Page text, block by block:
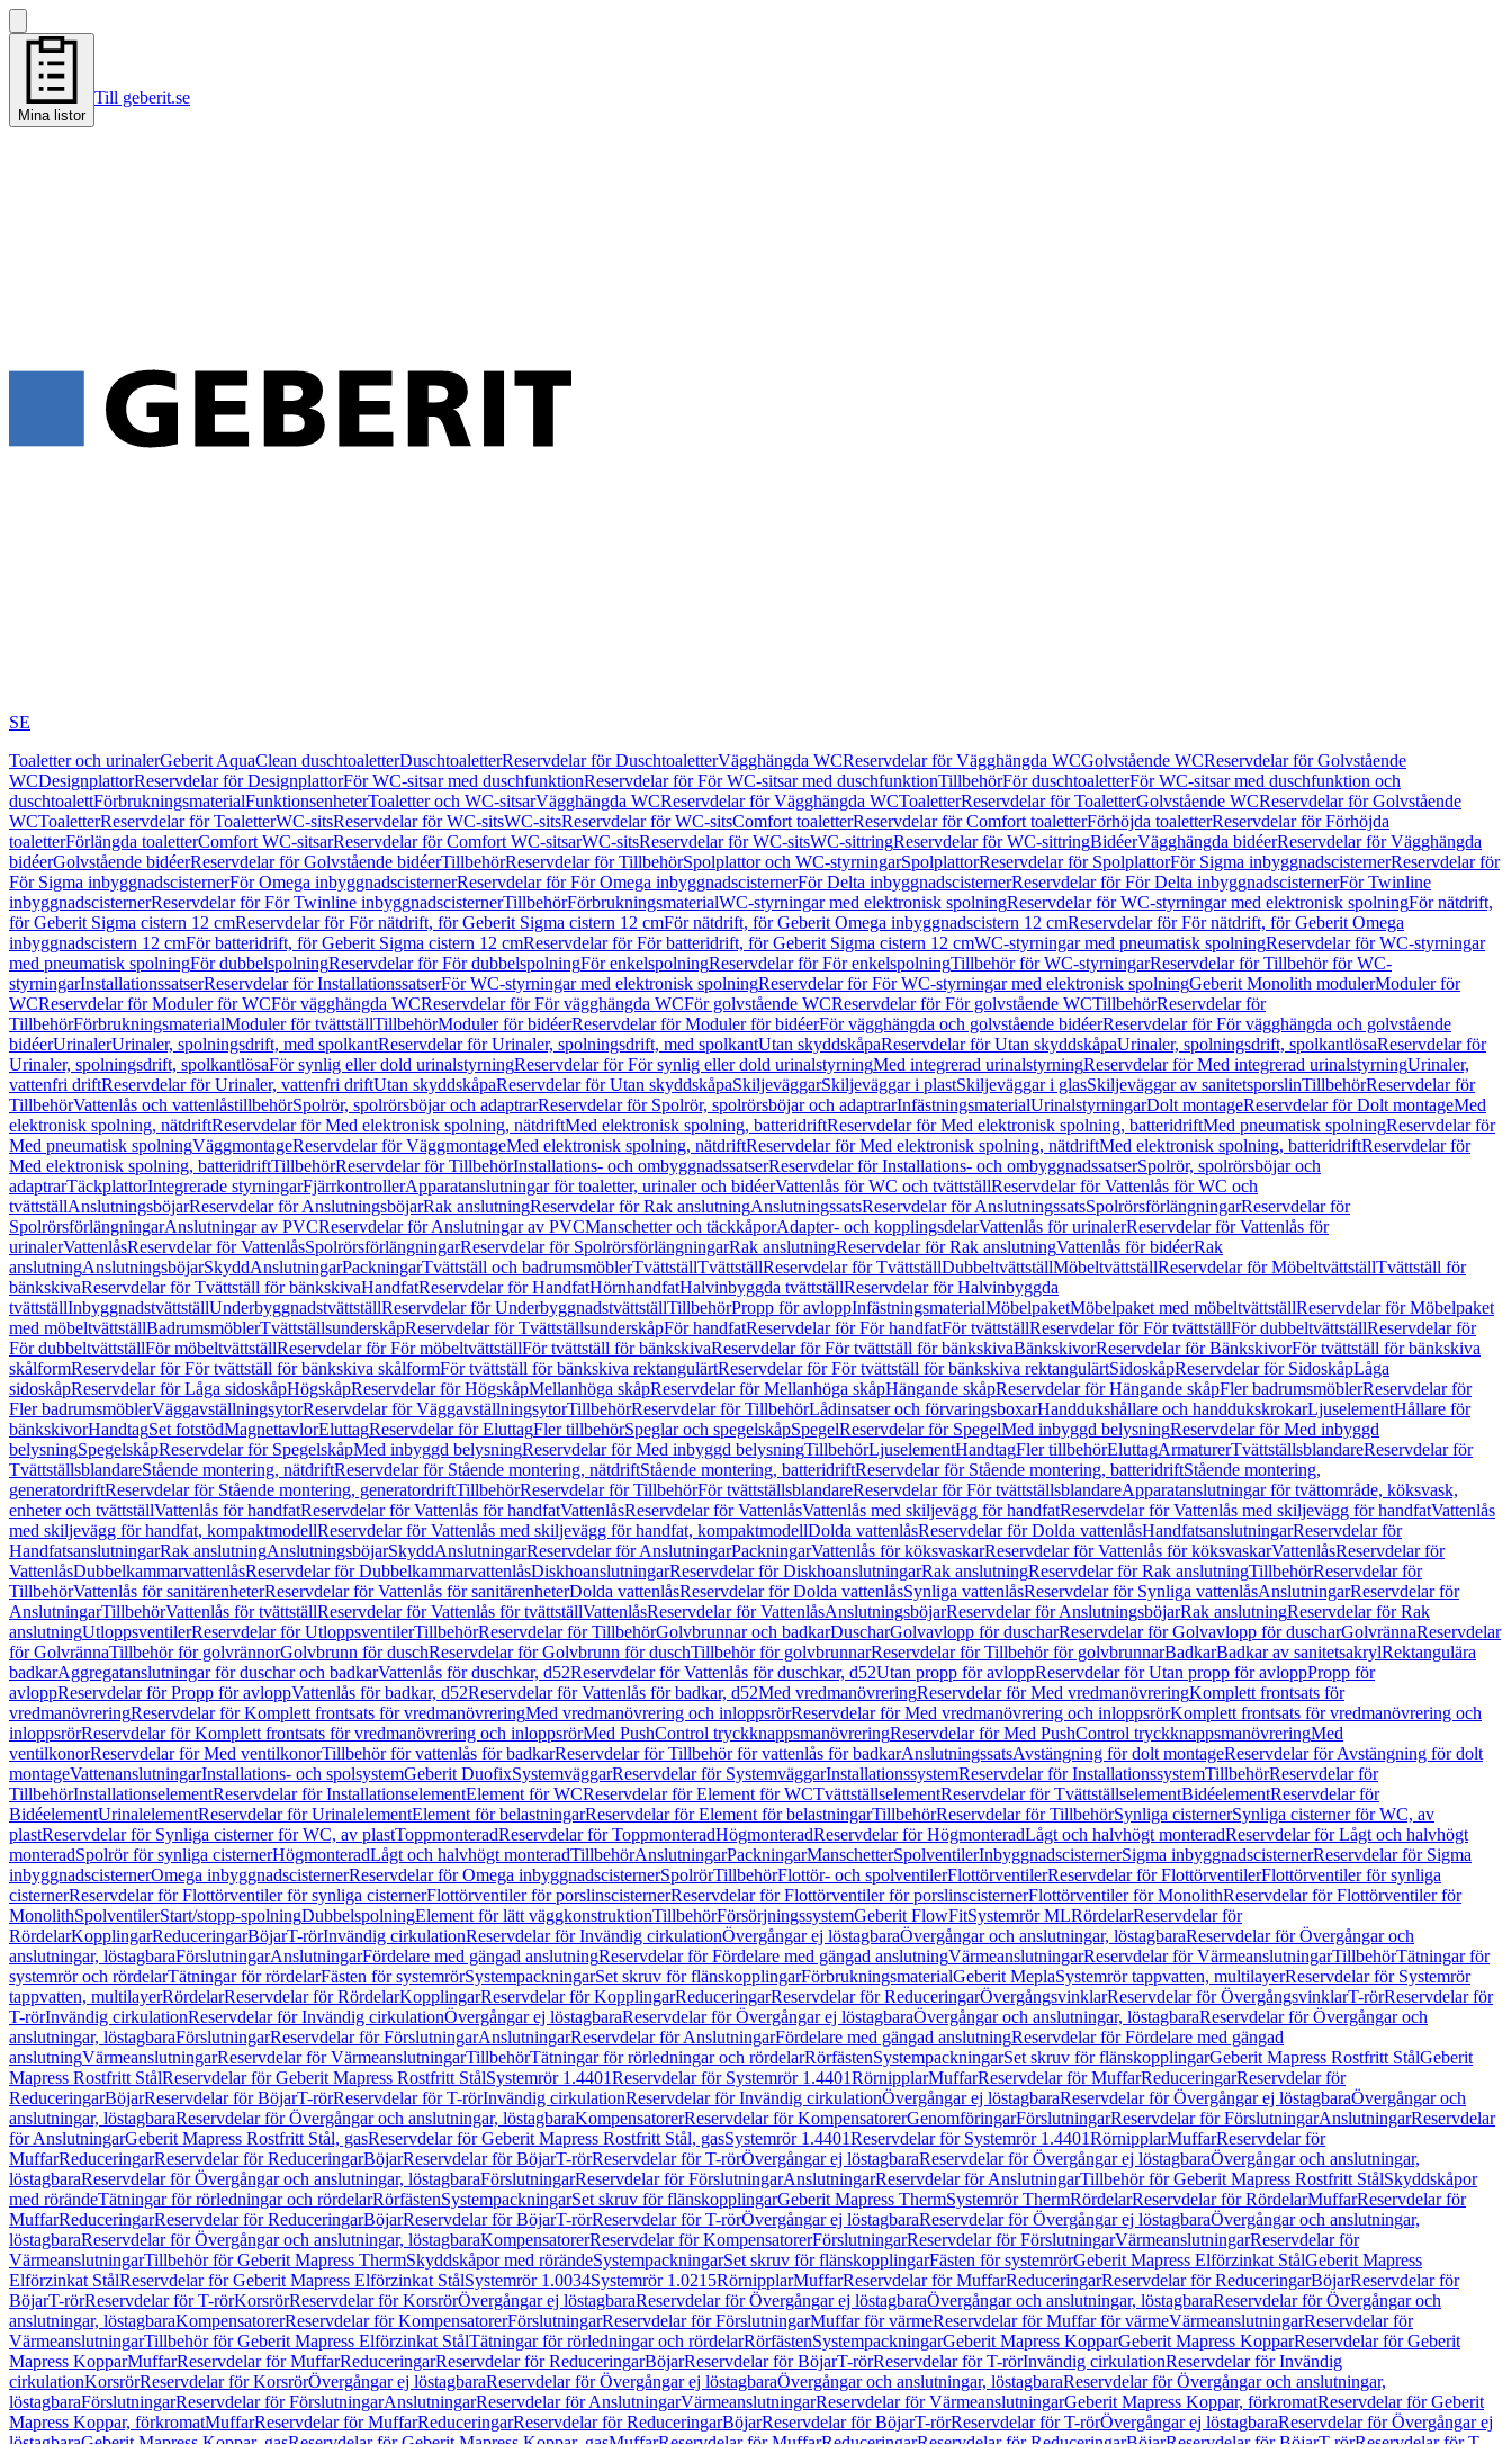
Mina listor
Till geberit.se
SE
Toaletter och urinalerGeberit AquaClean duschtoaletterDuschtoaletterReservdelar för DuschtoaletterVägghängda WCReservdelar för Vägghängda WCGolvstående WCReservdelar för Golvstående
WCDesignplattorReservdelar för DesignplattorFör WC-sitsar med duschfunktionReservdelar för För WC-sitsar med duschfunktionTillbehörFör duschtoaletterFör WC-sitsar med duschfunktion och
duschtoalettFörbrukningsmaterialFunktionsenheterToaletter och WC-sitsarVägghängda WCReservdelar för Vägghängda WCToaletterReservdelar för ToaletterGolvstående WCReservdelar för Golvstående
WCToaletterReservdelar för ToaletterWC-sitsReservdelar för WC-sitsWC-sitsReservdelar för WC-sitsComfort toaletterReservdelar för Comfort toaletterFörhöjda toaletterReservdelar för Förhöjda
toaletterFörlängda toaletterComfort WC-sitsarReservdelar för Comfort WC-sitsarWC-sitsReservdelar för WC-sitsWC-sittringReservdelar för WC-sittringBidéerVägghängda bidéerReservdelar för Vägghängda
bidéerGolvstående bidéerReservdelar för Golvstående bidéerTillbehörReservdelar för TillbehörSpolplattor och WC-styrningarSpolplattorReservdelar för SpolplattorFör Sigma inbyggnadscisternerReservdelar för
För Sigma inbyggnadscisternerFör Omega inbyggnadscisternerReservdelar för För Omega inbyggnadscisternerFör Delta inbyggnadscisternerReservdelar för För Delta inbyggnadscisternerFör Twinline
inbyggnadscisternerReservdelar för För Twinline inbyggnadscisternerTillbehörFörbrukningsmaterialWC-styrningar med elektronisk spolningReservdelar för WC-styrningar med elektronisk spolningFör nätdrift,
för Geberit Sigma cistern 12 cmReservdelar för För nätdrift, för Geberit Sigma cistern 12 cmFör nätdrift, för Geberit Omega inbyggnadscistern 12 cmReservdelar för För nätdrift, för Geberit Omega
inbyggnadscistern 12 cmFör batteridrift, för Geberit Sigma cistern 12 cmReservdelar för För batteridrift, för Geberit Sigma cistern 12 cmWC-styrningar med pneumatisk spolningReservdelar för WC-styrningar
med pneumatisk spolningFör dubbelspolningReservdelar för För dubbelspolningFör enkelspolningReservdelar för För enkelspolningTillbehör för WC-styrningarReservdelar för Tillbehör för WC-
styrningarInstallationssatserReservdelar för InstallationssatserFör WC-styrningar med elektronisk spolningReservdelar för För WC-styrningar med elektronisk spolningGeberit Monolith modulerModuler för
WCReservdelar för Moduler för WCFör vägghängda WCReservdelar för För vägghängda WCFör golvstående WCReservdelar för För golvstående WCTillbehörReservdelar för
TillbehörFörbrukningsmaterialModuler för tvättställTillbehörModuler för bidéerReservdelar för Moduler för bidéerFör vägghängda och golvstående bidéerReservdelar för För vägghängda och golvstående
bidéerUrinalerUrinaler, spolningsdrift, med spolkantReservdelar för Urinaler, spolningsdrift, med spolkantUtan skyddskåpaReservdelar för Utan skyddskåpaUrinaler, spolningsdrift, spolkantlösaReservdelar för
Urinaler, spolningsdrift, spolkantlösaFör synlig eller dold urinalstyrningReservdelar för För synlig eller dold urinalstyrningMed integrerad urinalstyrningReservdelar för Med integrerad urinalstyrningUrinaler,
vattenfri driftReservdelar för Urinaler, vattenfri driftUtan skyddskåpaReservdelar för Utan skyddskåpaSkiljeväggarSkiljeväggar i plastSkiljeväggar i glasSkiljeväggar av sanitetsporslinTillbehörReservdelar för
TillbehörVattenlås och vattenlåstillbehörSpolrör, spolrörsböjar och adaptrarReservdelar för Spolrör, spolrörsböjar och adaptrarInfästningsmaterialUrinalstyrningarDolt montageReservdelar för Dolt montageMed
elektronisk spolning, nätdriftReservdelar för Med elektronisk spolning, nätdriftMed elektronisk spolning, batteridriftReservdelar för Med elektronisk spolning, batteridriftMed pneumatisk spolningReservdelar för
Med pneumatisk spolningVäggmontageReservdelar för VäggmontageMed elektronisk spolning, nätdriftReservdelar för Med elektronisk spolning, nätdriftMed elektronisk spolning, batteridriftReservdelar för
Med elektronisk spolning, batteridriftTillbehörReservdelar för TillbehörInstallations- och ombyggnadssatserReservdelar för Installations- och ombyggnadssatserSpolrör, spolrörsböjar och
adaptrarTäckplattorIntegrerade styrningarFjärrkontrollerApparatanslutningar för toaletter, urinaler och bidéerVattenlås för WC och tvättställReservdelar för Vattenlås för WC och
tvättställAnslutningsböjarReservdelar för AnslutningsböjarRak anslutningReservdelar för Rak anslutningAnslutningssatsReservdelar för AnslutningssatsSpolrörsförlängningarReservdelar för
SpolrörsförlängningarAnslutningar av PVCReservdelar för Anslutningar av PVCManschetter och täckkåporAdapter- och kopplingsdelarVattenlås för urinalerReservdelar för Vattenlås för
urinalerVattenlåsReservdelar för VattenlåsSpolrörsförlängningarReservdelar för SpolrörsförlängningarRak anslutningReservdelar för Rak anslutningVattenlås för bidéerRak
anslutningAnslutningsböjarSkyddAnslutningarPackningarTvättställ och badrumsmöblerTvättställTvättställReservdelar för TvättställDubbeltvättställMöbeltvättställReservdelar för MöbeltvättställTvättställ för
bänkskivaReservdelar för Tvättställ för bänkskivaHandfatReservdelar för HandfatHörnhandfatHalvinbyggda tvättställReservdelar för Halvinbyggda
tvättställInbyggnadstvättställUnderbyggnadstvättställReservdelar för UnderbyggnadstvättställTillbehörPropp för avloppInfästningsmaterialMöbelpaketMöbelpaket med möbeltvättställReservdelar för Möbelpaket
med möbeltvättställBadrumsmöblerTvättställsunderskåpReservdelar för TvättställsunderskåpFör handfatReservdelar för För handfatFör tvättställReservdelar för För tvättställFör dubbeltvättställReservdelar för
För dubbeltvättställFör möbeltvättställReservdelar för För möbeltvättställFör tvättställ för bänkskivaReservdelar för För tvättställ för bänkskivaBänkskivorReservdelar för BänkskivorFör tvättställ för bänkskiva
skålformReservdelar för För tvättställ för bänkskiva skålformFör tvättställ för bänkskiva rektangulärtReservdelar för För tvättställ för bänkskiva rektangulärtSidoskåpReservdelar för SidoskåpLåga
sidoskåpReservdelar för Låga sidoskåpHögskåpReservdelar för HögskåpMellanhöga skåpReservdelar för Mellanhöga skåpHängande skåpReservdelar för Hängande skåpFler badrumsmöblerReservdelar för
Fler badrumsmöblerVäggavställningsytorReservdelar för VäggavställningsytorTillbehörReservdelar för TillbehörLådinsatser och förvaringsboxarHanddukshållare och handdukskrokarLjuselementHållare för
bänkskivorHandtagSet fotstödMagnettavlorEluttagReservdelar för EluttagFler tillbehörSpeglar och spegelskåpSpegelReservdelar för SpegelMed inbyggd belysningReservdelar för Med inbyggd
belysningSpegelskåpReservdelar för SpegelskåpMed inbyggd belysningReservdelar för Med inbyggd belysningTillbehörLjuselementHandtagFler tillbehörEluttagArmaturerTvättställsblandareReservdelar för
TvättställsblandareStående montering, nätdriftReservdelar för Stående montering, nätdriftStående montering, batteridriftReservdelar för Stående montering, batteridriftStående montering,
generatordriftReservdelar för Stående montering, generatordriftTillbehörReservdelar för TillbehörFör tvättställsblandareReservdelar för För tvättställsblandareApparatanslutningar för tvättområde, köksvask,
enheter och tvättställVattenlås för handfatReservdelar för Vattenlås för handfatVattenlåsReservdelar för VattenlåsVattenlås med skiljevägg för handfatReservdelar för Vattenlås med skiljevägg för handfatVattenlås
med skiljevägg för handfat, kompaktmodellReservdelar för Vattenlås med skiljevägg för handfat, kompaktmodellDolda vattenlåsReservdelar för Dolda vattenlåsHandfatsanslutningarReservdelar för
HandfatsanslutningarRak anslutningAnslutningsböjarSkyddAnslutningarReservdelar för AnslutningarPackningarVattenlås för köksvaskarReservdelar för Vattenlås för köksvaskarVattenlåsReservdelar för
VattenlåsDubbelkammarvattenlåsReservdelar för DubbelkammarvattenlåsDiskhoanslutningarReservdelar för DiskhoanslutningarRak anslutningReservdelar för Rak anslutningTillbehörReservdelar för
TillbehörVattenlås för sanitärenheterReservdelar för Vattenlås för sanitärenheterDolda vattenlåsReservdelar för Dolda vattenlåsSynliga vattenlåsReservdelar för Synliga vattenlåsAnslutningarReservdelar för
AnslutningarTillbehörVattenlås för tvättställReservdelar för Vattenlås för tvättställVattenlåsReservdelar för VattenlåsAnslutningsböjarReservdelar för AnslutningsböjarRak anslutningReservdelar för Rak
anslutningUtloppsventilerReservdelar för UtloppsventilerTillbehörReservdelar för TillbehörGolvbrunnar och badkarDuscharGolvavlopp för duscharReservdelar för Golvavlopp för duscharGolvrännaReservdelar
för GolvrännaTillbehör för golvrännorGolvbrunn för duschReservdelar för Golvbrunn för duschTillbehör för golvbrunnarReservdelar för Tillbehör för golvbrunnarBadkarBadkar av sanitetsakrylRektangulära
badkarAggregatanslutningar för duschar och badkarVattenlås för duschkar, d52Reservdelar för Vattenlås för duschkar, d52Utan propp för avloppReservdelar för Utan propp för avloppPropp för
avloppReservdelar för Propp för avloppVattenlås för badkar, d52Reservdelar för Vattenlås för badkar, d52Med vredmanövreringReservdelar för Med vredmanövreringKomplett frontsats för
vredmanövreringReservdelar för Komplett frontsats för vredmanövreringMed vredmanövrering och inloppsrörReservdelar för Med vredmanövrering och inloppsrörKomplett frontsats för vredmanövrering och
inloppsrörReservdelar för Komplett frontsats för vredmanövrering och inloppsrörMed PushControl tryckknappsmanövreringReservdelar för Med PushControl tryckknappsmanövreringMed
ventilkonorReservdelar för Med ventilkonorTillbehör för vattenlås för badkarReservdelar för Tillbehör för vattenlås för badkarAnslutningssatsAvstängning för dolt montageReservdelar för Avstängning för dolt
montageVattenanslutningarInstallations- och spolsystemGeberit DuofixSystemväggarReservdelar för SystemväggarInstallationssystemReservdelar för InstallationssystemTillbehörReservdelar för
TillbehörInstallationselementReservdelar för InstallationselementElement för WCReservdelar för Element för WCTvättställselementReservdelar för TvättställselementBidéelementReservdelar för
BidéelementUrinalelementReservdelar för UrinalelementElement för belastningarReservdelar för Element för belastningarTillbehörReservdelar för TillbehörSynliga cisternerSynliga cisterner för WC, av
plastReservdelar för Synliga cisterner för WC, av plastToppmonteradReservdelar för ToppmonteradHögmonteradReservdelar för HögmonteradLågt och halvhögt monteradReservdelar för Lågt och halvhögt
monteradSpolrör för synliga cisternerHögmonteradLågt och halvhögt monteradTillbehörAnslutningarPackningarManschetterSpolventilerInbyggnadscisternerSigma inbyggnadscisternerReservdelar för Sigma
inbyggnadscisternerOmega inbyggnadscisternerReservdelar för Omega inbyggnadscisternerSpolrörTillbehörFlottör- och spolventilerFlottörventilerReservdelar för FlottörventilerFlottörventiler för synliga
cisternerReservdelar för Flottörventiler för synliga cisternerFlottörventiler för porslinscisternerReservdelar för Flottörventiler för porslinscisternerFlottörventiler för MonolithReservdelar för Flottörventiler för
MonolithSpolventilerStart/stopp-spolningDubbelspolningElement för lätt väggkonstruktionTillbehörFörsörjningssystemGeberit FlowFitSystemrör MLRördelarReservdelar för
RördelarKopplingarReduceringarBöjarT-rörInvändig cirkulationReservdelar för Invändig cirkulationÖvergångar ej löstagbaraÖvergångar och anslutningar, löstagbaraReservdelar för Övergångar och
anslutningar, löstagbaraFörslutningarAnslutningarFördelare med gängad anslutningReservdelar för Fördelare med gängad anslutningVärmeanslutningarReservdelar för VärmeanslutningarTillbehörTätningar för
systemrör och rördelarTätningar för rördelarFästen för systemrörSystempackningarSet skruv för flänskopplingarFörbrukningsmaterialGeberit MeplaSystemrör tappvatten, multilayerReservdelar för Systemrör
tappvatten, multilayerRördelarReservdelar för RördelarKopplingarReservdelar för KopplingarReduceringarReservdelar för ReduceringarÖvergångsvinklarReservdelar för ÖvergångsvinklarT-rörReservdelar för
T-rörInvändig cirkulationReservdelar för Invändig cirkulationÖvergångar ej löstagbaraReservdelar för Övergångar ej löstagbaraÖvergångar och anslutningar, löstagbaraReservdelar för Övergångar och
anslutningar, löstagbaraFörslutningarReservdelar för FörslutningarAnslutningarReservdelar för AnslutningarFördelare med gängad anslutningReservdelar för Fördelare med gängad
anslutningVärmeanslutningarReservdelar för VärmeanslutningarTillbehörTätningar för rörledningar och rördelarRörfästenSystempackningarSet skruv för flänskopplingarGeberit Mapress Rostfritt StålGeberit
Mapress Rostfritt StålReservdelar för Geberit Mapress Rostfritt StålSystemrör 1.4401Reservdelar för Systemrör 1.4401RörnipplarMuffarReservdelar för MuffarReduceringarReservdelar för
ReduceringarBöjarReservdelar för BöjarT-rörReservdelar för T-rörInvändig cirkulationReservdelar för Invändig cirkulationÖvergångar ej löstagbaraReservdelar för Övergångar ej löstagbaraÖvergångar och
anslutningar, löstagbaraReservdelar för Övergångar och anslutningar, löstagbaraKompensatorerReservdelar för KompensatorerGenomföringarFörslutningarReservdelar för FörslutningarAnslutningarReservdelar
för AnslutningarGeberit Mapress Rostfritt Stål, gasReservdelar för Geberit Mapress Rostfritt Stål, gasSystemrör 1.4401Reservdelar för Systemrör 1.4401RörnipplarMuffarReservdelar för
MuffarReduceringarReservdelar för ReduceringarBöjarReservdelar för BöjarT-rörReservdelar för T-rörÖvergångar ej löstagbaraReservdelar för Övergångar ej löstagbaraÖvergångar och anslutningar,
löstagbaraReservdelar för Övergångar och anslutningar, löstagbaraFörslutningarReservdelar för FörslutningarAnslutningarReservdelar för AnslutningarTillbehör för Geberit Mapress Rostfritt StålSkyddskåpor
med rörändeTätningar för rörledningar och rördelarRörfästenSystempackningarSet skruv för flänskopplingarGeberit Mapress ThermSystemrör ThermRördelarReservdelar för RördelarMuffarReservdelar för
MuffarReduceringarReservdelar för ReduceringarBöjarReservdelar för BöjarT-rörReservdelar för T-rörÖvergångar ej löstagbaraReservdelar för Övergångar ej löstagbaraÖvergångar och anslutningar,
löstagbaraReservdelar för Övergångar och anslutningar, löstagbaraKompensatorerReservdelar för KompensatorerFörslutningarReservdelar för FörslutningarVärmeanslutningarReservdelar för
VärmeanslutningarTillbehör för Geberit Mapress ThermSkyddskåpor med rörändeSystempackningarSet skruv för flänskopplingarFästen för systemrörGeberit Mapress Elförzinkat StålGeberit Mapress
Elförzinkat StålReservdelar för Geberit Mapress Elförzinkat StålSystemrör 1.0034Systemrör 1.0215RörnipplarMuffarReservdelar för MuffarReduceringarReservdelar för ReduceringarBöjarReservdelar för
BöjarT-rörReservdelar för T-rörKorsrörReservdelar för KorsrörÖvergångar ej löstagbaraReservdelar för Övergångar ej löstagbaraÖvergångar och anslutningar, löstagbaraReservdelar för Övergångar och
anslutningar, löstagbaraKompensatorerReservdelar för KompensatorerFörslutningarReservdelar för FörslutningarMuffar för värmeReservdelar för Muffar för värmeVärmeanslutningarReservdelar för
VärmeanslutningarTillbehör för Geberit Mapress Elförzinkat StålTätningar för rörledningar och rördelarRörfästenSystempackningarGeberit Mapress KopparGeberit Mapress KopparReservdelar för Geberit
Mapress KopparMuffarReservdelar för MuffarReduceringarReservdelar för ReduceringarBöjarReservdelar för BöjarT-rörReservdelar för T-rörInvändig cirkulationReservdelar för Invändig
cirkulationKorsrörReservdelar för KorsrörÖvergångar ej löstagbaraReservdelar för Övergångar ej löstagbaraÖvergångar och anslutningar, löstagbaraReservdelar för Övergångar och anslutningar,
löstagbaraFörslutningarReservdelar för FörslutningarAnslutningarReservdelar för AnslutningarVärmeanslutningarReservdelar för VärmeanslutningarGeberit Mapress Koppar, förkromatReservdelar för Geberit
Mapress Koppar, förkromatMuffarReservdelar för MuffarReduceringarReservdelar för ReduceringarBöjarReservdelar för BöjarT-rörReservdelar för T-rörÖvergångar ej löstagbaraReservdelar för Övergångar ej